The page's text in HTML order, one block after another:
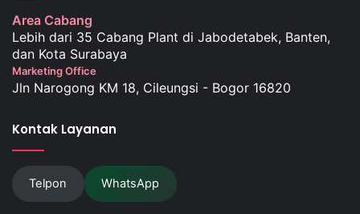
Area Cabang
Lebih dari 35 Cabang Plant di Jabodetabek, Banten,
dan Kota Surabaya
Marketing Office
Jln Narogong KM 18, Cileungsi - Bogor 16820
Kontak Layanan
Telpon WhatsApp